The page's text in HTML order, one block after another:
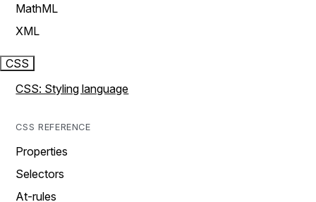
MathML
XML
CSS
CSS: Styling language
CSS REFERENCE
Properties
Selectors
At-rules